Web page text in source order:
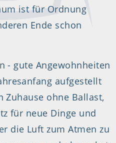
ist für Ordnung
Ende schon
- gute Angewohnheiten
aufgestellt
Zuhause ohne Ballast,
für neue Dinge und
die Luft zum Atmen zu